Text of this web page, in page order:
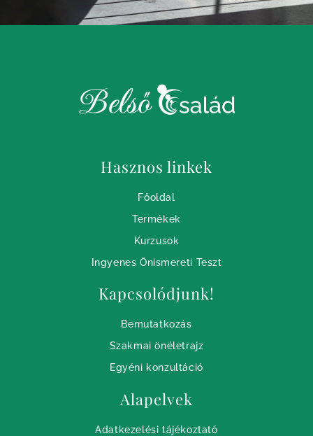
Hasznos linkek
Főoldal
Termékek
Kurzusok
Ingyenes Önismereti Teszt
Kapcsolódjunk!
Bemutatkozás
Szakmai önéletrajz
Egyéni konzultáció
Alapelvek
Adatkezelési tájékoztató